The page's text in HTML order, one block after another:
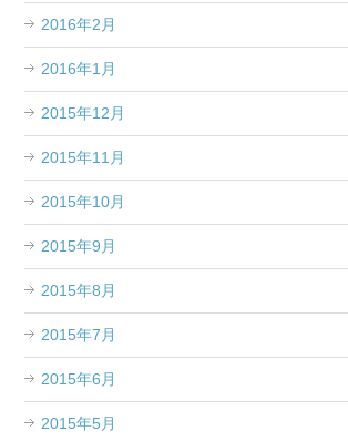
2016年2月
2016年1月
2015年12月
2015年11月
2015年10月
2015年9月
2015年8月
2015年7月
2015年6月
2015年5月